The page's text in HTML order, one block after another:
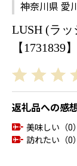
神奈川県 愛
LUSH (ラ
【1731839】
返礼品への感
美味しい（0）
訪れたい（0）